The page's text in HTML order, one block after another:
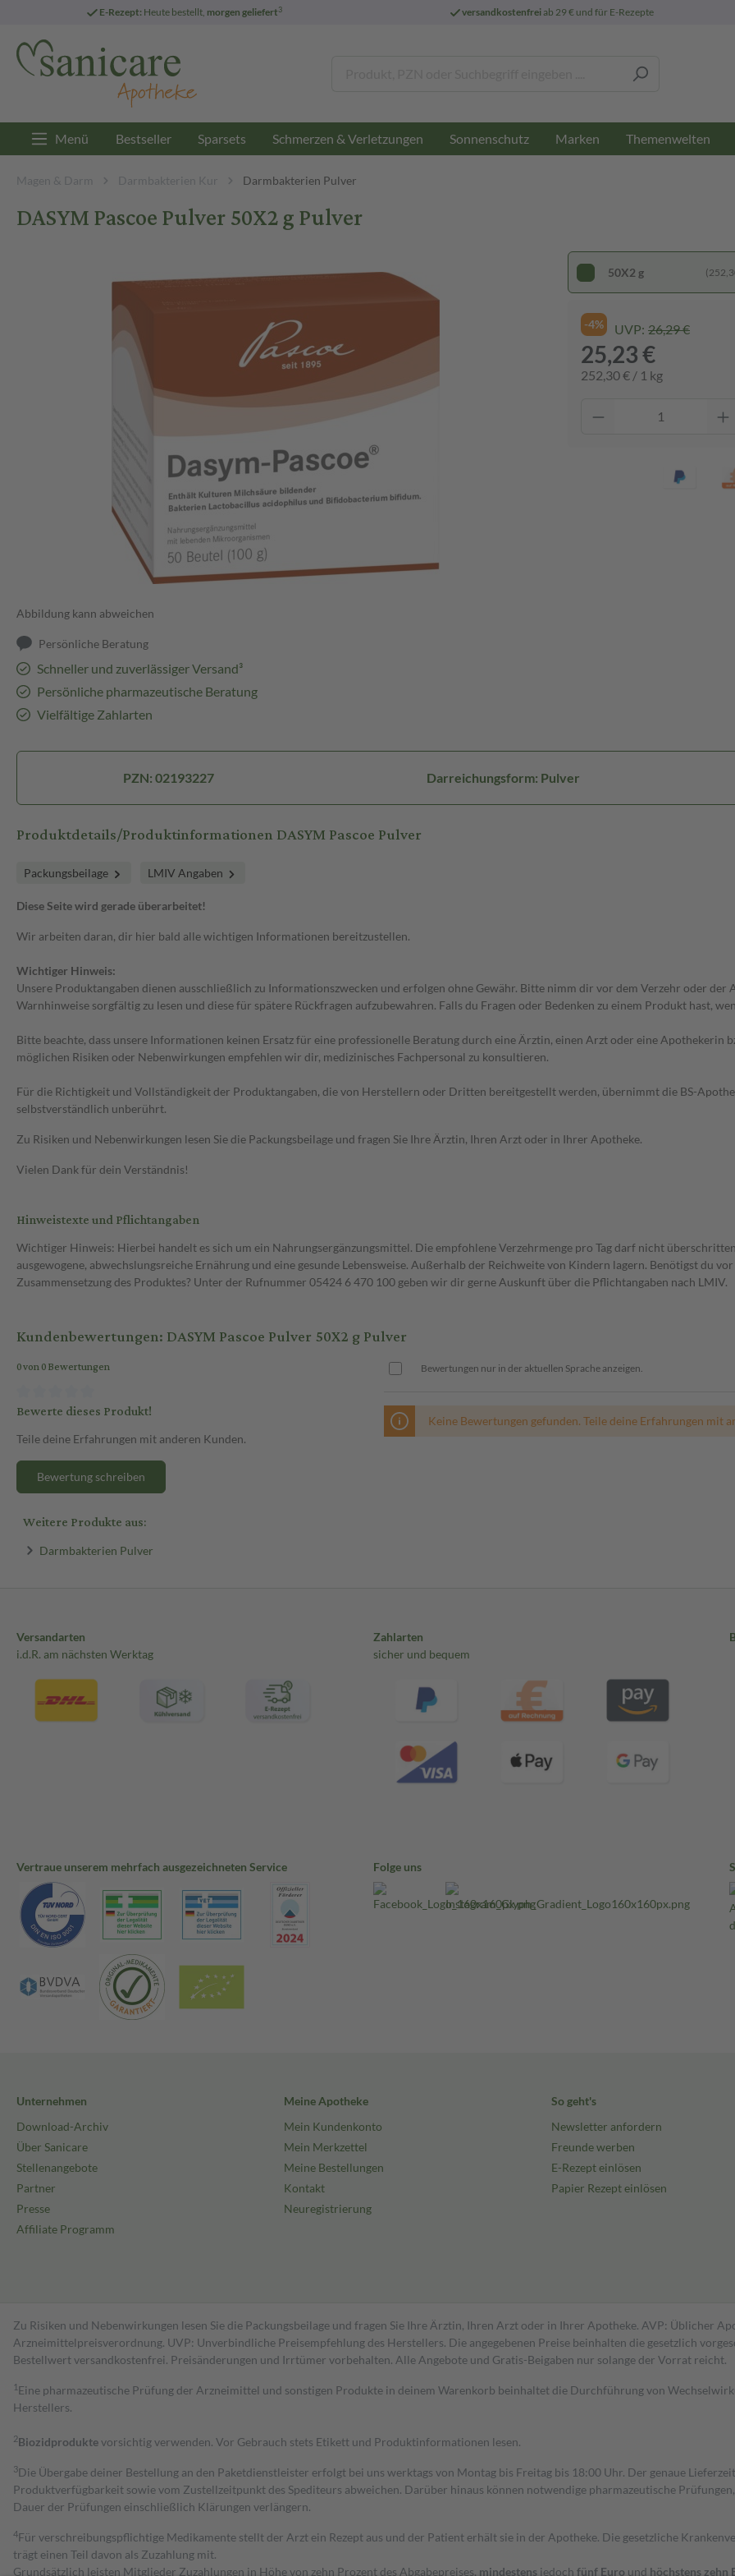
E-Rezept: Heute bestellt, morgen geliefert3 versandkostenfreiab 29 € und für E-Rezepte
Menü Bestseller Sparsets Schmerzen & Verletzungen Sonnenschutz Marken Themenwelten
Magen & Darm Darmbakterien Kur Darmbakterien Pulver
DASYM Pascoe Pulver 50X2 g Pulver
Abbildung kann abweichen
Persönliche Beratung
Schneller und zuverlässiger Versand³
Persönliche pharmazeutische Beratung
Vielfältige Zahlarten
50X2 g
-4% UVP: 26,29 €
25,23 €
252,30 € / 1 kg
PZN: 02193227 Darreichungsform: Pulver
Produktdetails/Produktinformationen DASYM Pascoe Pulver
Packungsbeilage LMIV Angaben
Diese Seite wird gerade überarbeitet!
Wir arbeiten daran, dir hier bald alle wichtigen Informationen bereitzustellen.
Wichtiger Hinweis:
Unsere Produktangaben dienen ausschließlich zu Informationszwecken und erfolgen ohne Gewähr. Bitte nimm dir vor dem Verzehr oder
Warnhinweise sorgfältig zu lesen und diese für spätere Rückfragen aufzubewahren. Falls du Fragen oder Bedenken zu einem Produkt hast,
Bitte beachte, dass unsere Informationen keinen Ersatz für eine professionelle Beratung durch eine Ärztin, einen Arzt oder eine Apothekerin
möglichen Risiken oder Nebenwirkungen empfehlen wir dir, medizinisches Fachpersonal zu konsultieren.
Für die Richtigkeit und Vollständigkeit der Produktangaben, die von Herstellern oder Dritten bereitgestellt werden, übernimmt die BS-
selbstverständlich unberührt.
Zu Risiken und Nebenwirkungen lesen Sie die Packungsbeilage und fragen Sie Ihre Ärztin, Ihren Arzt oder in Ihrer Apotheke.
Vielen Dank für dein Verständnis!
Hinweistexte und Pflichtangaben
Wichtiger Hinweis: Hierbei handelt es sich um ein Nahrungsergänzungsmittel. Die empfohlene Verzehrmenge pro Tag darf nicht
ausgewogene, abwechslungsreiche Ernährung und eine gesunde Lebensweise. Außerhalb der Reichweite von Kindern lagern. Benötigst du
Zusammensetzung des Produktes? Unter der Rufnummer 05424 6 470 100 geben wir dir gerne Auskunft über die Pflichtangaben nach LMIV.
Kundenbewertungen: DASYM Pascoe Pulver 50X2 g Pulver
0 von 0 Bewertungen
Bewerte dieses Produkt!
Teile deine Erfahrungen mit anderen Kunden.
Bewertung schreiben
Bewertungen nur in der aktuellen Sprache anzeigen.
Keine Bewertungen gefunden. Teile deine Erfahrungen mit
Weitere Produkte aus:
Darmbakterien Pulver
Versandarten
i.d.R. am nächsten Werktag
Zahlarten
sicher und bequem
Vertraue unserem mehrfach ausgezeichneten Service Folge uns
Unternehmen
Download-Archiv
Über Sanicare
Stellenangebote
Partner
Presse
Affiliate Programm
Meine Apotheke
Mein Kundenkonto
Mein Merkzettel
Meine Bestellungen
Kontakt
Neuregistrierung
So geht's
Newsletter anfordern
Freunde werben
E-Rezept einlösen
Papier Rezept einlösen
Zu Risiken und Nebenwirkungen lesen Sie die Packungsbeilage und fragen Sie Ihre Ärztin, Ihren Arzt oder in Ihrer Apotheke. AVP: Üblicher
Arzneimittelpreisverordnung. UVP: Unverbindliche Preisempfehlung des Herstellers. Die angegebenen Preise beinhalten die gesetzlich
Bestell­wert versand­kosten­frei. Preisänderungen und Irrtümer vorbehalten. Alle Angebote und Gratis-Beigaben nur solange der Vorrat reicht.
1 Eine pharmazeutische Prüfung der Arzneimittel und sonstigen Produkte in deinem Warenkorb beinhaltet die Durchführung von
Herstellers.
2Biozidproduktevorsichtig verwenden. Vor Gebrauch stets Etikett und Produktinformationen lesen.
3Die Übergabe deiner Bestellung an den Paketdienstleister erfolgt bei uns werktags von Montag bis Freitag bis 18:00 Uhr. Der genaue
Produktverfügbarkeit sowie vom Zustellzeitpunkt des Spediteurs abweichen. Darüber hinaus können notwendige pharmazeutische
Dauer der Prüfungen einschließlich Klärungen verlängern.
4Für verschreibungspflichtige Medikamente stellt der Arzt ein Rezept aus und der Patient erhält sie in der Apotheke. Die gesetzliche
trägt einen Teil davon als Zuzahlung mit.
Grundsätzlich leisten Mitglieder Zuzahlungen in Höhe von zehn Prozent des Abgabepreises, mindestens jedoch fünf Euro und höchstens zehn